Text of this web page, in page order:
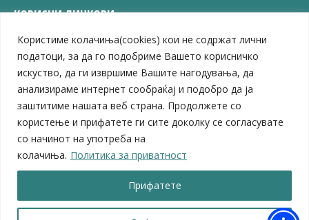
Користиме колачиња(cookies) кои не содржат лични
податоци, за да го подобриме Вашето корисничко
искуство, да ги извршиме Вашите нагодувања, да
анализираме интернет сообраќај и подобро да ја
заштитиме нашата веб страна. Продолжете со
користење и прифатете ги сите доколку се согласувате
со начинот на употреба на
колачиња. Политика за приватност
Прифатете
КОРИСНИ ЛИНКОВИ
ЗЕЛС – Заедница на единиците на локална самоуправа
Центар за развој на Вардарски плански регион
Јавно комунално претпријатие „Дервен“
ЈПССО „Парк – спорт и паркинзи“
ЛБ „Гоце Делчев“
ЛУ „Народен Музеј“
Влада на Република Северна Македонија
Собрание на Република Северна Македонија
Министерство за финансии
Министерство за локална самоуправа
Министерство за дигитална трансформација